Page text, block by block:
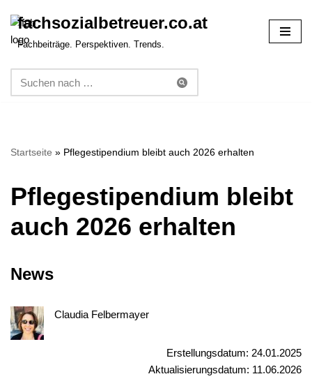
Zum
springen
fachsozialbetreuer.co.at
Fachbeiträge. Perspektiven. Trends.
Startseite » Pflegestipendium bleibt auch 2026 erhalten
Pflegestipendium bleibt
auch 2026 erhalten
News
Claudia Felbermayer
Erstellungsdatum: 24.01.2025
Aktualisierungsdatum: 11.06.2026